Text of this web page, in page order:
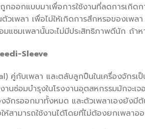
ออกแบบมาเพื่อการใช้งานที่ลดการเกิด
วเพลา เพื่อไม่ให้เกิดการสึกหรอของเ
มแซมเพลานั้นจะไม่มีประสิทธิภาพดีนัก ถ้
Sleeve
คู่กับเพลา และตลับลูกปืนในเครื่องจักร
นซ่อมบำรุงในโรงงานอุตสหกรรมมักจะเ
งจักรออกมาทั้งหมด และตัวเพลาเองยัง
สามารถใช้งานได้โดยที่ไม่ต้องยกเพลาอ